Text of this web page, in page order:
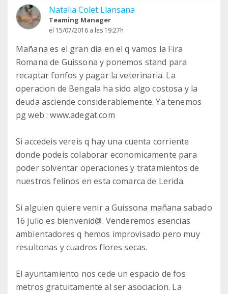
Natalia Colet Llansana
Teaming Manager
el 15/07/2016 a les 19:27h
Mañana es el gran dia en el q vamos la Fira
Romana de Guissona y ponemos stand para
recaptar fonfos y pagar la veterinaria. La
operacion de Bengala ha sido algo costosa y la
deuda asciende considerablemente. Ya tenemos
pg web : www.adegat.com
Si accedeis vereis q hay una cuenta corriente
donde podeis colaborar economicamente para
poder solventar operaciones y tratamientos de
nuestros felinos en esta comarca de Lerida.
Si alguien quiere venir a Guissona mañana sabado
16 julio es bienvenid@. Venderemos esencias
ambientadores q hemos improvisado pero muy
resultonas y cuadros flores secas.
El ayuntamiento nos cede un espacio de fos
metros gratuitamente al ser asociacion. La